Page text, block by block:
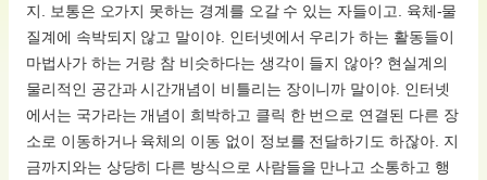
지. 보통은 오가지 못하는 경계를 오갈 수 있는 자들이고. 육체-물
질계에 속박되지 않고 말이야. 인터넷에서 우리가 하는 활동들이
마법사가 하는 거랑 참 비슷하다는 생각이 들지 않아? 현실계의
물리적인 공간과 시간개념이 비틀리는 장이니까 말이야. 인터넷
에서는 국가라는 개념이 희박하고 클릭 한 번으로 연결된 다른 장
소로 이동하거나 육체의 이동 없이 정보를 전달하기도 하잖아. 지
금까지와는 상당히 다른 방식으로 사람들을 만나고 소통하고 행